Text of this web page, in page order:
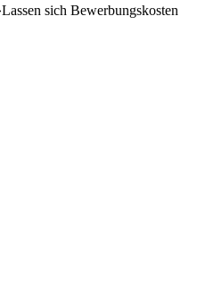
Lassen sich Bewerbungskosten